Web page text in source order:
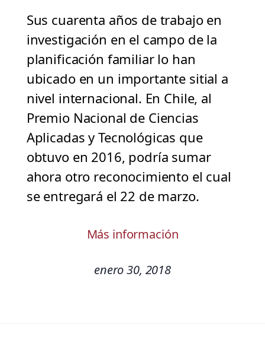
Sus cuarenta años de trabajo en
investigación en el campo de la
planificación familiar lo han
ubicado en un importante sitial a
nivel internacional. En Chile, al
Premio Nacional de Ciencias
Aplicadas y Tecnológicas que
obtuvo en 2016, podría sumar
ahora otro reconocimiento el cual
se entregará el 22 de marzo.
Más información
enero 30, 2018